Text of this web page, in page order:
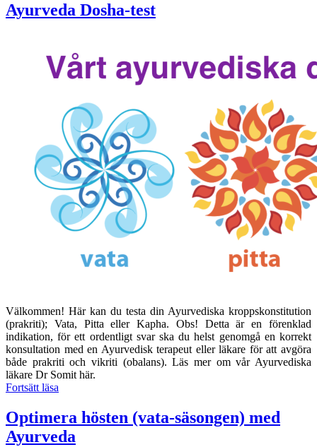
Ayurveda Dosha-test
Välkommen! Här kan du testa din Ayurvediska kroppskonstitution
(prakriti); Vata, Pitta eller Kapha. Obs! Detta är en förenklad
indikation, för ett ordentligt svar ska du helst genomgå en korrekt
konsultation med en Ayurvedisk terapeut eller läkare för att avgöra
både prakriti och vikriti (obalans). Läs mer om vår Ayurvediska
läkare Dr Somit här.
Fortsätt läsa
Optimera hösten (vata-säsongen) med
Ayurveda